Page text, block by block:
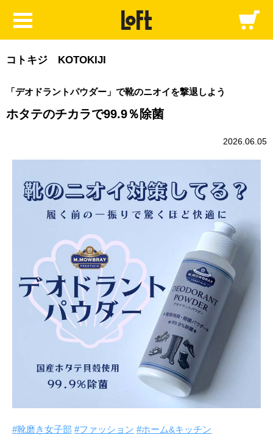
コトキジ KOTOKIJI
「デオドラントパウダー」で靴のニオイを撃退しよう
ホタテのチカラで99.9％除菌
2026.06.05
#靴磨き女子部 #ファッション #ホーム&キッチン